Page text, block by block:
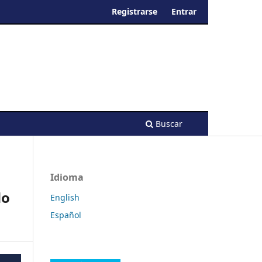
Buscar
Registrarse Entrar
Idioma
English
Español